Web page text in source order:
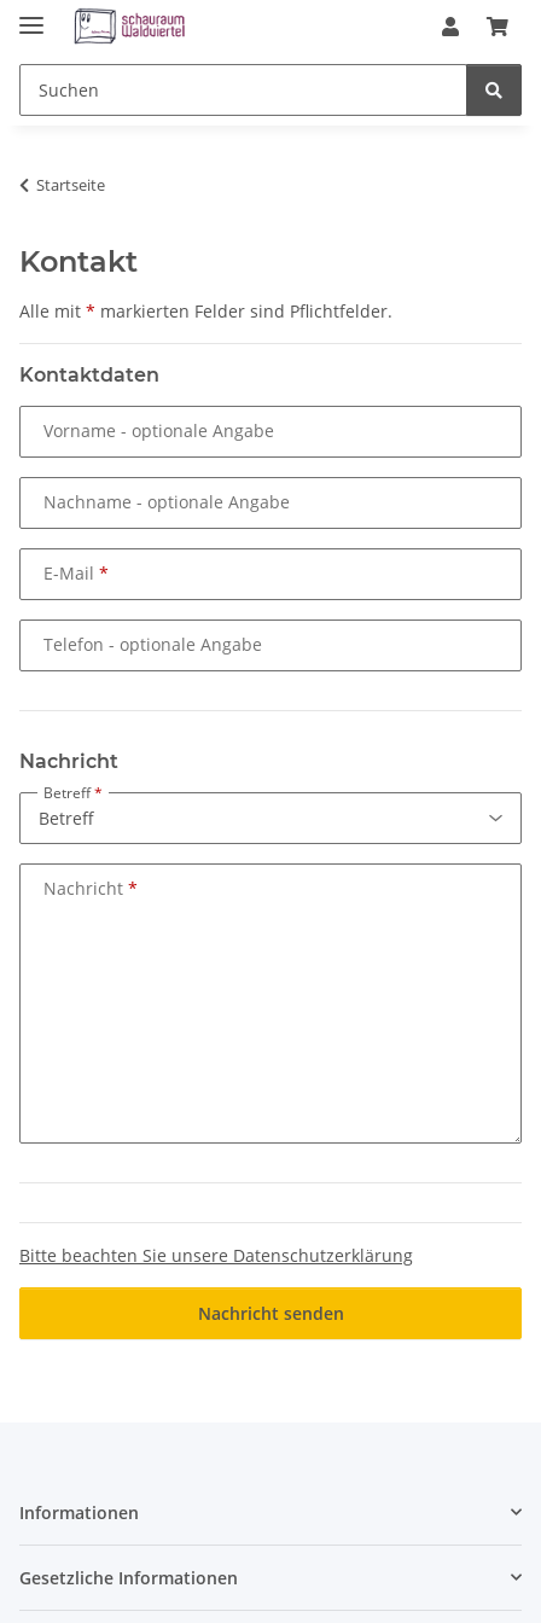
Startseite
Kontakt
Alle mit * markierten Felder sind Pflichtfelder.
Kontaktdaten
Vorname - optionale Angabe
Nachname - optionale Angabe
E-Mail
Telefon - optionale Angabe
Nachricht
Betreff
Nachricht
Bitte beachten Sie unsere Datenschutzerklärung
Nachricht senden
Informationen
Gesetzliche Informationen